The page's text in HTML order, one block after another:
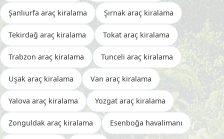
Şanlıurfa araç kiralama Şırnak araç kiralama
Tekirdağ araç kiralama Tokat araç kiralama
Trabzon araç kiralama Tunceli araç kiralama
Uşak araç kiralama Van araç kiralama
Yalova araç kiralama Yozgat araç kiralama
Zonguldak araç kiralama Esenboğa havalimanı